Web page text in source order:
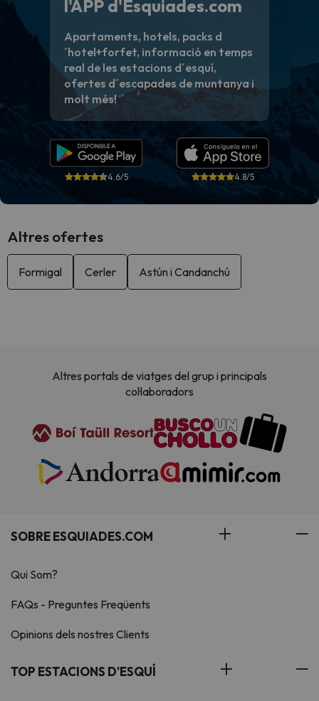
l'APP d'Esquiades.com
Apartaments, hotels, packs d
´hotel+forfet, informació en temps
real de les estacions d´esquí,
ofertes d´escapades de muntanya i
molt més!
4.6/5 4.8/5
Altres ofertes
Formigal Cerler Astún i Candanchú
Altres portals de viatges del grup i principals
col·laboradors
SOBRE ESQUIADES.COM
Qui Som?
FAQs - Preguntes Freqüents
Opinions dels nostres Clients
TOP ESTACIONS D'ESQUÍ